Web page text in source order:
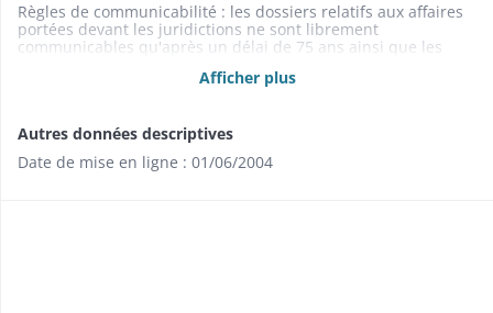
Règles de communicabilité : les dossiers relatifs aux affaires
portées devant les juridictions ne sont librement
communicables qu'après un délai de 75 ans ainsi que les
délai est de 100 ans pour les affaires concernant les mineurs
Code du Patrimoine).
Afficher plus
Autres données descriptives
Date de mise en ligne : 01/06/2004